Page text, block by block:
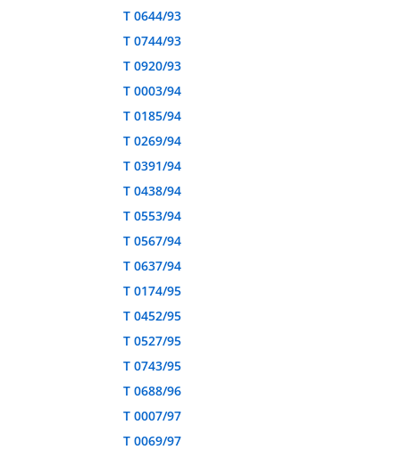
T 0644/93
T 0744/93
T 0920/93
T 0003/94
T 0185/94
T 0269/94
T 0391/94
T 0438/94
T 0553/94
T 0567/94
T 0637/94
T 0174/95
T 0452/95
T 0527/95
T 0743/95
T 0688/96
T 0007/97
T 0069/97